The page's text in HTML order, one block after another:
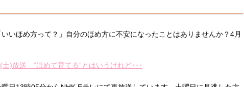
いいほめ方って？」自分のほめ方に不安になったことはありませんか？4月
)放送 “ほめて育てる”とはいうけれど･･･